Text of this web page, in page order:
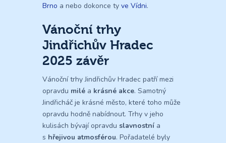
Brno a nebo dokonce ty ve Vídni.
Vánoční trhy
Jindřichův Hradec
2025 závěr
Vánoční trhy Jindřichův Hradec patří mezi
opravdu milé a krásné akce. Samotný
Jindřicháč je krásné město, které toho může
opravdu hodně nabídnout. Trhy v jeho
kulisách bývají opravdu slavnostní a
s hřejivou atmosférou. Pořadatelé byly